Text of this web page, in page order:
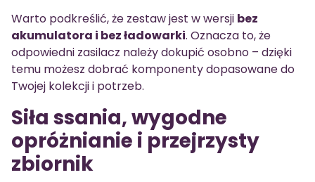
Warto podkreślić, że zestaw jest w wersji bez
akumulatora i bez ładowarki. Oznacza to, że
odpowiedni zasilacz należy dokupić osobno – dzięki
temu możesz dobrać komponenty dopasowane do
Twojej kolekcji i potrzeb.
Siła ssania, wygodne
opróżnianie i przejrzysty
zbiornik